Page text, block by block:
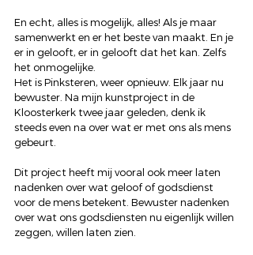
En echt, alles is mogelijk, alles! Als je maar
samenwerkt en er het beste van maakt. En je
er in gelooft, er in gelooft dat het kan. Zelfs
het onmogelijke.
Het is Pinksteren, weer opnieuw. Elk jaar nu
bewuster. Na mijn kunstproject in de
Kloosterkerk twee jaar geleden, denk ik
steeds even na over wat er met ons als mens
gebeurt.
Dit project heeft mij vooral ook meer laten
nadenken over wat geloof of godsdienst
voor de mens betekent. Bewuster nadenken
over wat ons godsdiensten nu eigenlijk willen
zeggen, willen laten zien.